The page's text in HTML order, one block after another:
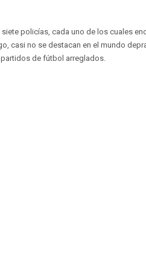
policías, cada uno de los cuales
casi no se destacan en el mundo
de fútbol arreglados.